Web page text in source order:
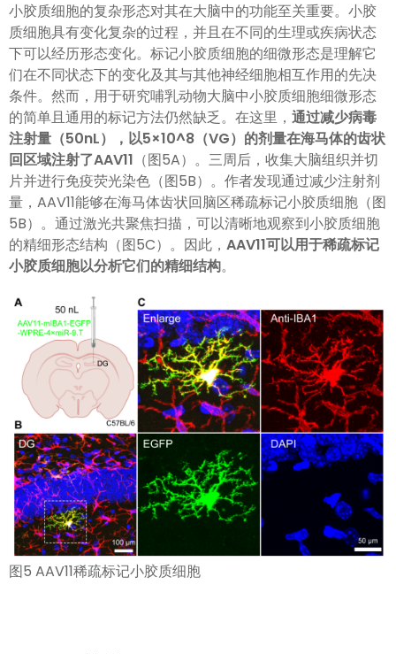
小胶质细胞的复杂形态对其在大脑中的功能至关重要。小胶
质细胞具有变化复杂的过程，并且在不同的生理或疾病状态
下可以经历形态变化。标记小胶质细胞的细微形态是理解它
们在不同状态下的变化及其与其他神经细胞相互作用的先决
条件。然而，用于研究哺乳动物大脑中小胶质细胞细微形态
的简单且通用的标记方法仍然缺乏。在这里， 通过减少病毒
注射量（50nL），以5×10^8（VG）的剂量在海马体的齿状
回区域注射了AAV11 （图5A）。三周后，收集大脑组织并切
片并进行免疫荧光染色（图5B）。作者发现通过减少注射剂
量，AAV11能够在海马体齿状回脑区稀疏标记小胶质细胞（图
5B）。通过激光共聚焦扫描，可以清晰地观察到小胶质细胞
的精细形态结构（图5C）。因此， AAV11可以用于稀疏标记
小胶质细胞以分析它们的精细结构。
图5 AAV11稀疏标记小胶质细胞